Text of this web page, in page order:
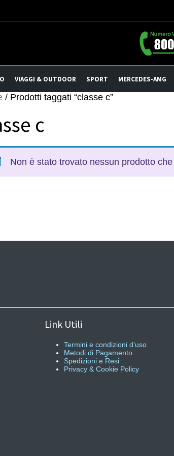
VIAGGI & OUTDOOR SPORT MERCEDES-AMG
/ Prodotti taggati “classe c”
c
Non è stato trovato nessun prodotto
Link Utili
Termini e condizioni d’uso
Metodi di Pagamento
Spedizioni e Resi
Privacy & Cookie Policy